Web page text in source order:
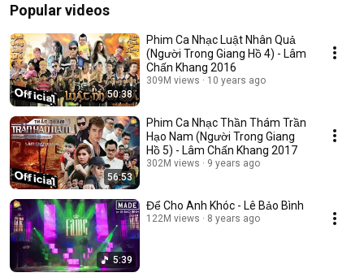
Popular videos
50:38
Phim Ca Nhạc Luật Nhân Quả
(Người Trong Giang Hồ 4) - Lâm
Chấn Khang 2016
309M views 10 years ago
56:53
Phim Ca Nhạc Thần Thám Trần
Hạo Nam (Người Trong Giang
Hồ 5) - Lâm Chấn Khang 2017
302M views 9 years ago
5:39
Để Cho Anh Khóc - Lê Bảo Bình
122M views 8 years ago